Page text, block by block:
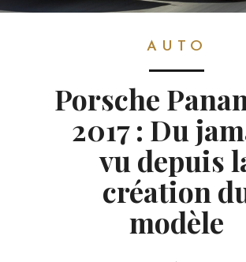
AUTO
Porsche
2017 : Du
vu depuis
création
modèle